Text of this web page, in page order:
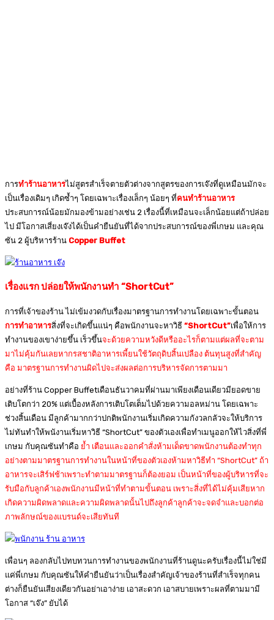
การทำร้านอาหารไม่สูตรสำเร็จตายตัวต่างจากสูตรของการเจ๊งที่ดูเหมือนมักจะ
เป็นเรื่องเดิมๆ เกิดซ้ำๆ โดยเฉพาะเรื่องเล็กๆ น้อยๆ ที่คนทำร้านอาหาร
ประสบการณ์น้อยมักมองข้ามอย่างเช่น 2 เรื่องนี้ที่เหมือนจะเล็กน้อยแต่ถ้าปล่อย
ไป มีโอกาสเสี่ยงเจ๊งได้เป็นคำยืนยันที่ได้จากประสบการณ์ของพี่เกษม และคุณ
ซัน 2 ผู้บริหารร้าน Copper Buffet
เรื่องแรก ปล่อยให้พนักงานทำ “ShortCut”
การที่เจ้าของร้าน ไม่เข้มงวดกับเรื่องมาตรฐานการทำงานโดยเฉพาะขั้นตอน
การทำอาหารสิ่งที่จะเกิดขึ้นแน่ๆ คือพนักงานจะหาวิธี “ShortCut”เพื่อให้การ
ทำงานของเขาง่ายขึ้น เร็วขึ้นจะด้วยความหวังดีหรืออะไรก็ตามแต่ผลที่จะตาม
มาไม่คุ้มกันเลยหากรสชาติอาหารเพี้ยนใช้วัตถุดิบสิ้นเปลือง ต้นทุนสูงที่สำคัญ
คือ มาตรฐานการทำงานผิดไปจะส่งผลต่อการบริหารจัดการตามมา
อย่างที่ร้าน Copper Buffetเดือนธันวาคมที่ผ่านมาเพียงเดือนเดียวมียอดขาย
เติบโตกว่า 20% แต่เบื้องหลังการเติบโตเต็มไปด้วยความอลหม่าน โดยเฉพาะ
ช่วงสิ้นเดือน มีลูกค้ามากกว่าปกติพนักงานเริ่มเกิดความกังวลกลัวจะให้บริการ
ไม่ทันทำให้พนังานเริ่มหาวิธี “ShortCut” ของตัวเองเพื่อทำเมนูออกให้ไวสิ่งที่พี่
เกษม กับคุณซันทำคือ ย้ำ เตือนและออกคำสั่งห้ามเด็ดขาดพนักงานต้องทำทุก
อย่างตามมาตรฐานการทำงานในหน้าที่ของตัวเองห้ามหาวิธีทำ “ShortCut” ถ้า
อาหารจะเสิร์ฟช้าเพราะทำตามมาตรฐานก็ต้องยอม เป็นหน้าที่ของผู้บริหารที่จะ
รับมือกับลูกค้าเองพนักงานมีหน้าที่ทำตามขั้นตอน เพราะสิ่งที่ได้ไม่คุ้มเสียหาก
เกิดความผิดพลาดและความผิดพลาดนั้นไปถึงลูกค้าลูกค้าจะจดจำและบอกต่อ
ภาพลักษณ์ของแบรนด์จะเสียทันที
เพื่อนๆ ลองกลับไปทบทวนการทำงานของพนักงานที่ร้านดูนะครับเรื่องนี้ไม่ใช่มี
แค่พี่เกษม กับคุณซันให้คำยืนยันว่าเป็นเรื่องสำคัญเจ้าของร้านที่สำเร็จทุกคน
ต่างก็ยืนยันเสียงเดียวกันอย่าเอาง่าย เอาสะดวก เอาสบายเพราะผลที่ตามมามี
โอกาส “เจ๊ง” ยับได้